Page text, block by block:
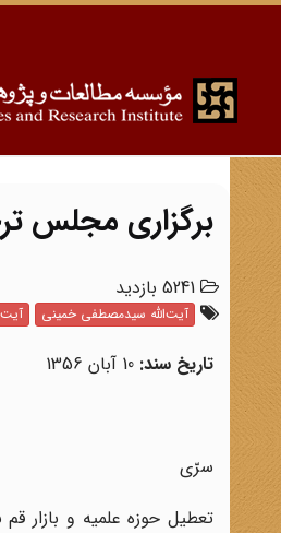
برگزاری مجلس
آیت‌الله سیدمصطفی خمینی
تاریخ سند:
سرّی
تعطیل حوزه علمیه و